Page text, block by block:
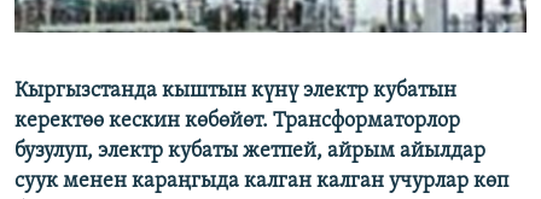
ЭЕ/АРнун бардык сайттары
Кыргызстанда кыштын күнү электр кубатын
керектөө кескин көбөйөт. Трансформаторлор
бузулуп, электр кубаты жетпей, айрым айылдар
суук менен караңгыда калган калган учурлар көп